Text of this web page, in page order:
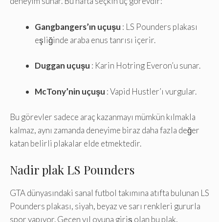
Gangbangers’ın uçuşu : LS Pounders plakası
eşliğinde araba enus tanrısı içerir.
Duggan uçuşu : Karin Hotring Everon’u sunar.
McTony’nin uçuşu : Vapid Hustler’ı vurgular.
Bu görevler sadece araç kazanmayı mümkün kılmakla
kalmaz, aynı zamanda deneyime biraz daha fazla değer
katan belirli plakalar elde etmektedir.
Nadir plak LS Pounders
GTA dünyasındaki sanal futbol takımına atıfta bulunan LS
Pounders plakası, siyah, beyaz ve sarı renkleri gururla
spor yapıyor. Geçen yıl oyuna giriş olan bu plak,